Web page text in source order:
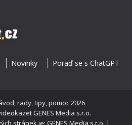
Novinky Poraď se s ChatGPT
rady, tipy, pomoc2026
GENES Media s.r.o.
stránek je: GENES Media s.r.o. |